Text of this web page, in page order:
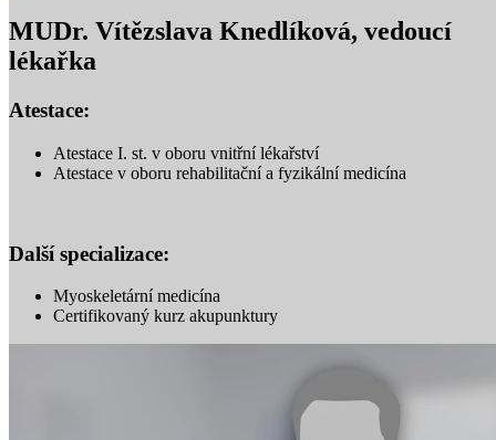
MUDr. Vítězslava Knedlíková, vedoucí
lékařka
Atestace:
Atestace I. st. v oboru vnitřní lékařství
Atestace v oboru rehabilitační a fyzikální medicína
Další specializace:
Myoskeletární medicína
Certifikovaný kurz akupunktury